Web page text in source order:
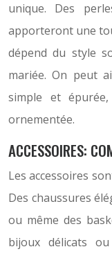
unique. Des
apporteront une
dépend du style
mariée. On peut
simple et
ornementée.
ACCESSOIRES:
Les accessoires
Des chaussures
ou même des
bijoux délicats